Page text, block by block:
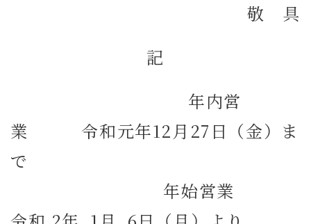
敬 具
記
年内営
業 令和元年12月27日（金）ま
で
年始営業